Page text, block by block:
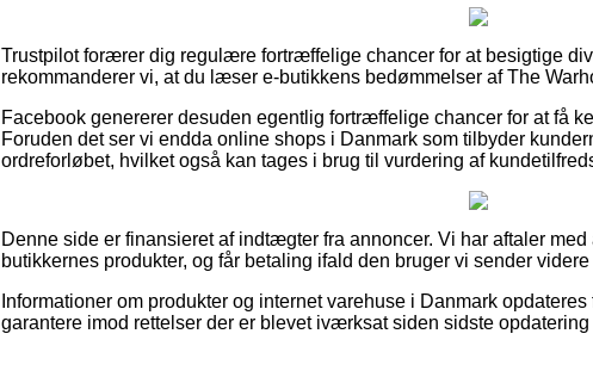
Trustpilot forærer dig regulære fortræffelige chancer for at besigtige
rekommanderer vi, at du læser e-butikkens bedømmelser af The
Facebook genererer desuden egentlig fortræffelige chancer for at få
Foruden det ser vi endda online shops i Danmark som tilbyder
ordreforløbet, hvilket også kan tages i brug til vurdering af
Denne side er finansieret af indtægter fra annoncer. Vi har aftaler
butikkernes produkter, og får betaling ifald den bruger vi sender
Informationer om produkter og internet varehuse i Danmark
garantere imod rettelser der er blevet iværksat siden sidste